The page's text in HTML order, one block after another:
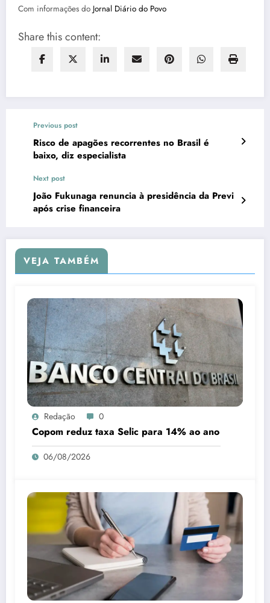
Com informações do Jornal Diário do Povo
Share this content:
Previous post
Risco de apagões recorrentes no Brasil é
baixo, diz especialista
Next post
João Fukunaga renuncia à presidência da Previ
após crise financeira
VEJA TAMBÉM
Redação 0
Copom reduz taxa Selic para 14% ao ano
06/08/2026